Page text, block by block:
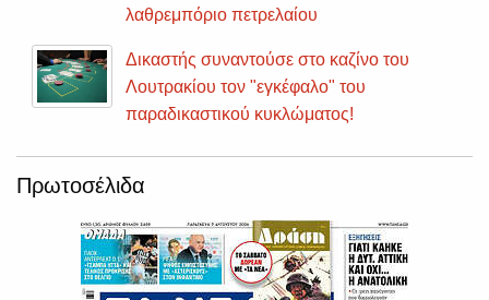
λαθρεμπόριο πετρελαίου
Δικαστής συναντούσε στο καζίνο του
Λουτρακίου τον "εγκέφαλο" του
παραδικαστικού κυκλώματος!
Πρωτοσέλιδα